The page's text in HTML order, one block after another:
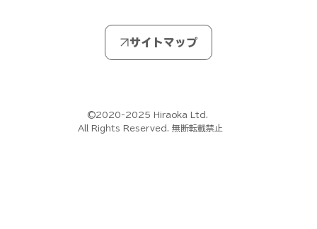
DJI Dock 3による遠隔監視・自動運用
©2020-2025 Hiraoka Ltd.
All Rights Reserved. 無断転載禁止